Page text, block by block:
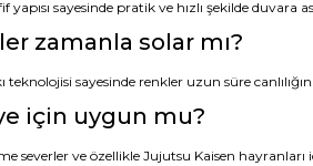
yapısı sayesinde pratik ve hızlı şekilde duvara
zamanla solar mı?
teknolojisi sayesinde renkler uzun süre
için uygun mu?
severler ve özellikle Jujutsu Kaisen hayranları